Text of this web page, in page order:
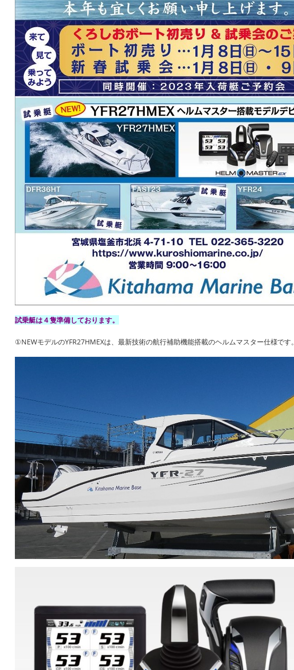
試乗艇は４隻準備しております。
①NEWモデルのYFR27HMEXは、最新技術の航行補助機能搭載のヘルムマスター仕様です。